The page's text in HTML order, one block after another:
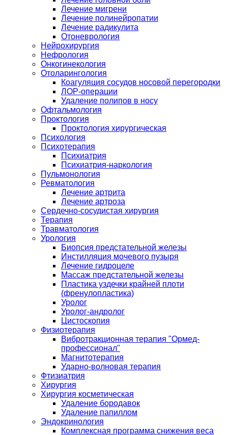
Лечение мигрени
Лечение полинейропатии
Лечение радикулита
Отоневрология
Нейрохирургия
Нефрология
Онкогинекология
Отоларингология
Коагуляция сосудов носовой перегородки
ЛОР-операции
Удаление полипов в носу
Офтальмология
Проктология
Проктология хирургическая
Психология
Психотерапия
Психиатрия
Психиатрия-наркология
Пульмонология
Ревматология
Лечение артрита
Лечение артроза
Сердечно-сосудистая хирургия
Терапия
Травматология
Урология
Биопсия предстательной железы
Инстилляция мочевого пузыря
Лечение гидроцеле
Массаж предстательной железы
Пластика уздечки крайней плоти
(френулопластика)
Уролог
Уролог-андролог
Цистоскопия
Физиотерапия
Вибротракционная терапия "Ормед-
профессионал"
Магнитотерапия
Ударно-волновая терапия
Фтизиатрия
Хирургия
Хирургия косметическая
Удаление бородавок
Удаление папиллом
Эндокринология
Комплексная программа снижения веса